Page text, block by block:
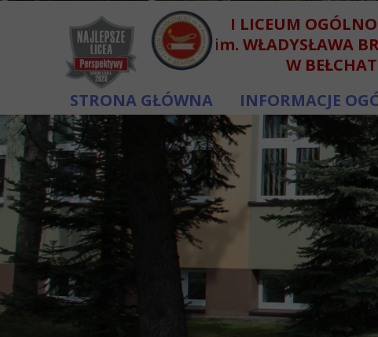
STRONA GŁÓWNA INFORMACJE
I LICEUM
im. WŁADYSŁAWA
W